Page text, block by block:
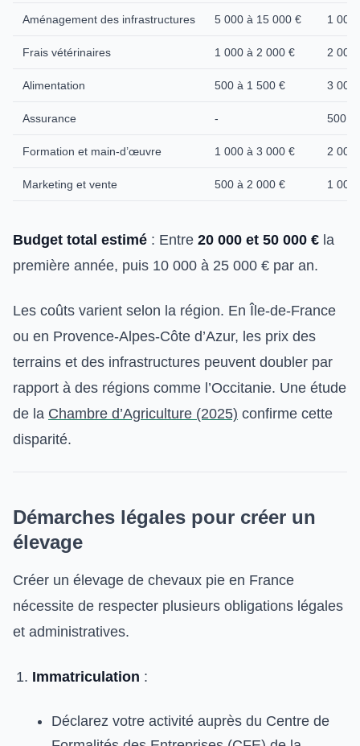
Aménagement des infrastructures 5 000 à 15 000 € 1 000
Frais vétérinaires 1 000 à 2 000 € 2 000
Alimentation 500 à 1 500 € 3 000
Assurance - 500 à
Formation et main-d’œuvre 1 000 à 3 000 € 2 000
Marketing et vente 500 à 2 000 € 1 000
Budget total estimé : Entre 20 000 et 50 000 € la
première année, puis 10 000 à 25 000 € par an.
Les coûts varient selon la région. En Île-de-France
ou en Provence-Alpes-Côte d’Azur, les prix des
terrains et des infrastructures peuvent doubler par
rapport à des régions comme l’Occitanie. Une étude
de la Chambre d’Agriculture (2025) confirme cette
disparité.
Démarches légales pour créer un
élevage
Créer un élevage de chevaux pie en France
nécessite de respecter plusieurs obligations légales
et administratives.
Immatriculation :
Déclarez votre activité auprès du Centre de